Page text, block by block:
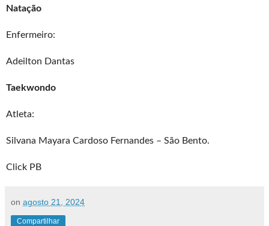
Natação
Enfermeiro:
Adeilton Dantas
Taekwondo
Atleta:
Silvana Mayara Cardoso Fernandes – São Bento.
Click PB
on agosto 21, 2024
Compartilhar